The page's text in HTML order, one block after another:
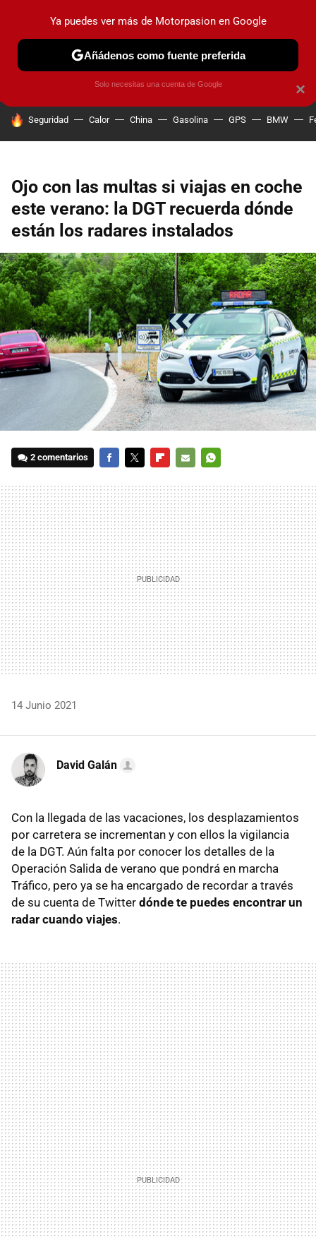
PRUEBAS COCHES ELÉCTRICOS OBSERVATORIO
HOY SE HABLA DE
Seguridad Calor China Gasolina GPS BMW
Ojo con las multas si viajas en coche
este verano: la DGT recuerda dónde
están los radares instalados
2 comentarios
MAIL
14 Junio 2021
David Galán
Con la llegada de las vacaciones, los desplazamientos
por carretera se incrementan y con ellos la vigilancia
de la DGT. Aún falta por conocer los detalles de la
Operación Salida de verano que pondrá en marcha
Tráfico, pero ya se ha encargado de recordar a través
de su cuenta de Twitter dónde te puedes encontrar un
radar cuando viajes.
×
Ya puedes ver más de Motorpasion en Google
Añádenos como fuente preferida
Solo necesitas una cuenta de Google